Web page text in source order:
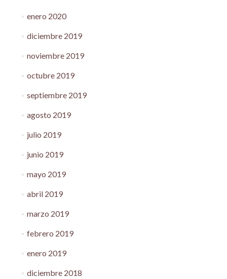
enero 2020
diciembre 2019
noviembre 2019
octubre 2019
septiembre 2019
agosto 2019
julio 2019
junio 2019
mayo 2019
abril 2019
marzo 2019
febrero 2019
enero 2019
diciembre 2018